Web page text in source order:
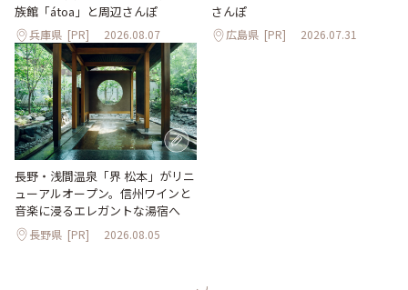
族館「átoa」と周辺さんぽ
兵庫県 [PR] 2026.08.07
さんぽ
広島県 [PR] 2026.07.31
長野・浅間温泉「界 松本」がリニ
ューアルオープン。信州ワインと
音楽に浸るエレガントな湯宿へ
長野県 [PR] 2026.08.05